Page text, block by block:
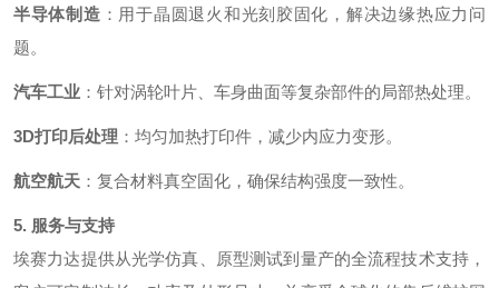
半导体制造 ：用于晶圆退火和光刻胶固化，解决边缘热应力问
题。
汽车工业 ：针对涡轮叶片、车身曲面等复杂部件的局部热处理。
3D打印后处理 ：均匀加热打印件，减少内应力变形。
航空航天 ：复合材料真空固化，确保结构强度一致性。
5. 服务与支持
埃赛力达提供从光学仿真、原型测试到量产的全流程技术支持，